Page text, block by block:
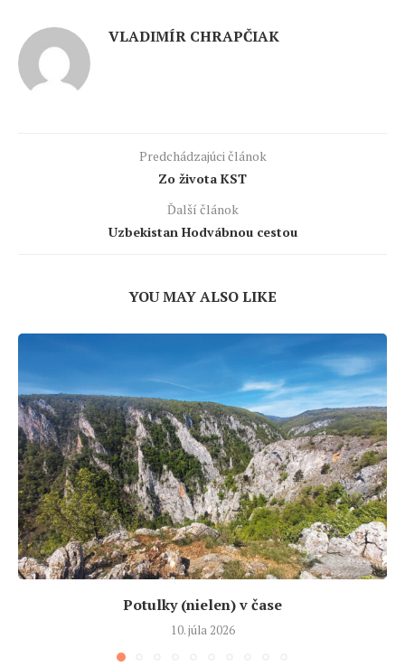
VLADIMÍR CHRAPČIAK
Predchádzajúci článok
Zo života KST
Ďalší článok
Uzbekistan Hodvábnou cestou
YOU MAY ALSO LIKE
Potulky (nielen) v čase
10. júla 2026